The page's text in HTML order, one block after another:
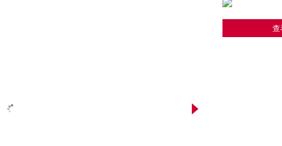
查